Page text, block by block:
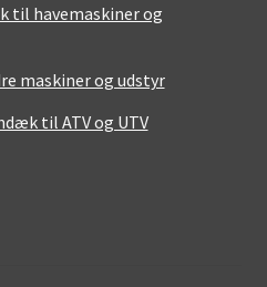
til havemaskiner og
maskiner og udstyr
til ATV og UTV